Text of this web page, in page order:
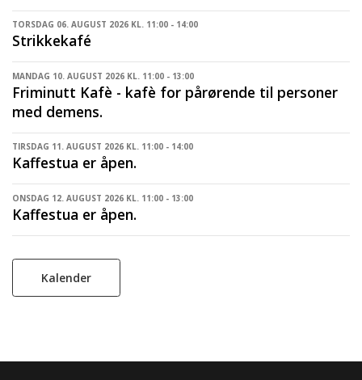
TORSDAG 06. AUGUST 2026 KL. 11:00 - 14:00
Strikkekafé
MANDAG 10. AUGUST 2026 KL. 11:00 - 13:00
Friminutt Kafè - kafè for pårørende til personer
med demens.
TIRSDAG 11. AUGUST 2026 KL. 11:00 - 14:00
Kaffestua er åpen.
ONSDAG 12. AUGUST 2026 KL. 11:00 - 13:00
Kaffestua er åpen.
Kalender